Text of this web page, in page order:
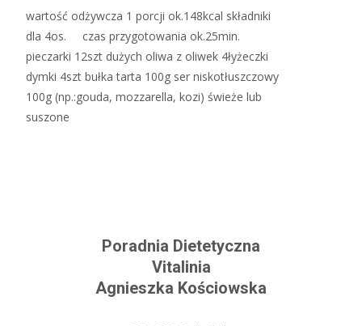
wartość odżywcza 1 porcji ok.148kcal składniki
dla 4os. czas przygotowania ok.25min.
pieczarki 12szt dużych oliwa z oliwek 4łyżeczki
dymki 4szt bułka tarta 100g ser niskotłuszczowy
100g (np.:gouda, mozzarella, kozi) świeże lub
suszone
Poradnia Dietetyczna
Vitalinia
Agnieszka Kościowska